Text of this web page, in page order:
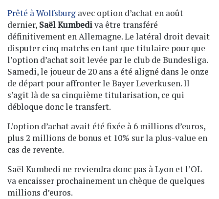
Prêté à Wolfsburg avec option d’achat en août
dernier, Saël Kumbediva être transféré
définitivement en Allemagne. Le latéral droit devait
disputer cinq matchs en tant que titulaire pour que
l’option d’achat soit levée par le club de Bundesliga.
Samedi, le joueur de 20 ans a été aligné dans le onze
de départ pour affronter le Bayer Leverkusen. Il
s’agit là de sa cinquième titularisation, ce qui
débloque donc le transfert.
L’option d’achat avait été fixée à 6 millions d’euros,
plus 2 millions de bonus et 10% sur la plus-value en
cas de revente.
Saël Kumbedi ne reviendra donc pas à Lyon et l’OL
va encaisser prochainement un chèque de quelques
millions d’euros.